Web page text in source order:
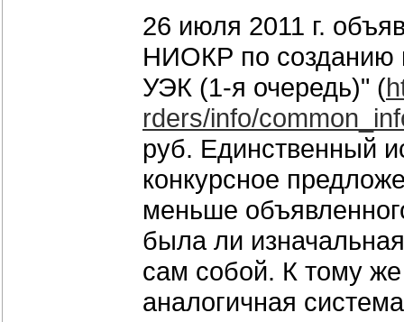
26 июля 2011 г.
НИОКР по созданию
УЭК (1-я очередь)" (
rders/info/
руб. Единственный
конкурсное
меньше
была ли
сам собой. К тому
аналогичная